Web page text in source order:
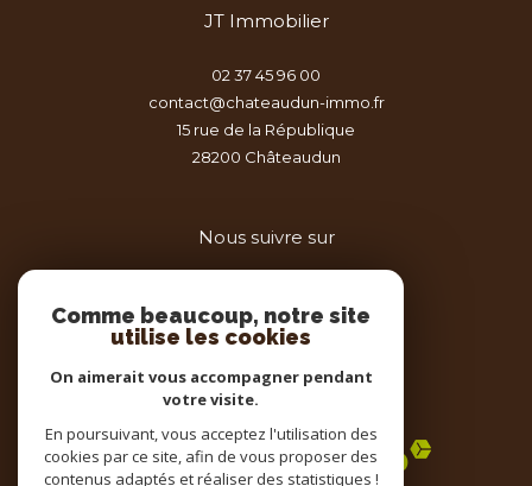
JT Immobilier
02 37 45 96 00
contact@chateaudun-immo.fr
15 rue de la République
28200
châteaudun
Nous suivre sur
Adhérents
Comme beaucoup, notre site
utilise les cookies
On aimerait vous accompagner pendant
votre visite.
En poursuivant, vous acceptez l'utilisation des
cookies par ce site, afin de vous proposer des
contenus adaptés et réaliser des statistiques !